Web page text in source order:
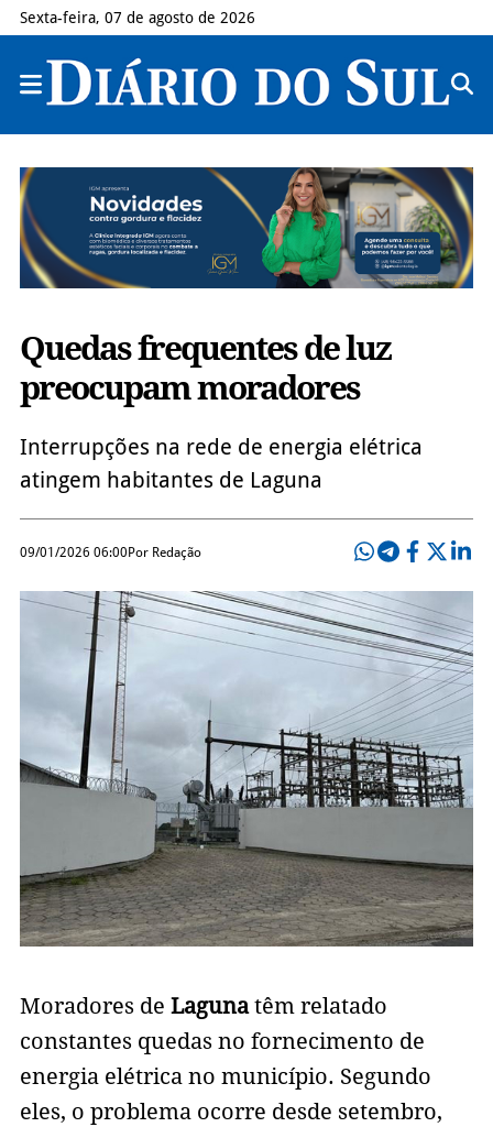
Sexta-feira, 07 de agosto de 2026
Quedas frequentes de luz
preocupam moradores
Interrupções na rede de energia elétrica
atingem habitantes de Laguna
09/01/2026 06:00Por Redação
Moradores de Lagunatêm relatado
constantes quedas no fornecimento de
energia elétrica no município. Segundo
eles, o problema ocorre desde setembro,